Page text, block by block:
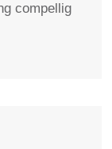
compellig